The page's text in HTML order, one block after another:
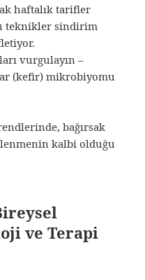
haftalık tarifler
teknikler sindirim
vurgulayın –
(kefir) mikrobiyomu
bağırsak
kalbi olduğu
ve Terapi